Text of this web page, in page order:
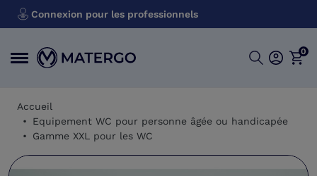
Connexion pour les professionnels
0
Accueil
Equipement WC pour personne âgée ou handicapée
Gamme XXL pour les WC